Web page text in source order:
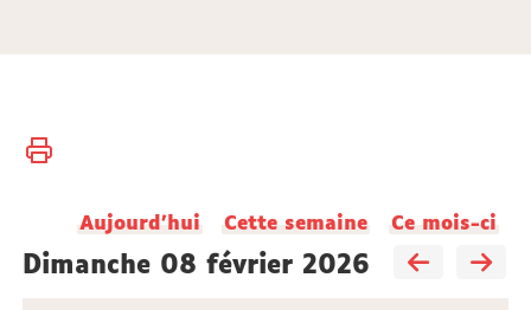
Vous
Accueil
Aujourd'hui Cette semaine Ce mois-ci
dimanche 08 février 2026